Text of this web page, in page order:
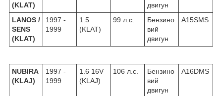
(KLAT)
двигун
LANOS /
SENS
(KLAT)
1997 -
1999
1.5
(KLAT)
99 л.с.
Бензино
вий
двигун
A15SMS
NUBIRA
(KLAJ)
1997 -
1999
1.6 16V
(KLAJ)
106 л.с.
Бензино
вий
двигун
A16DMS